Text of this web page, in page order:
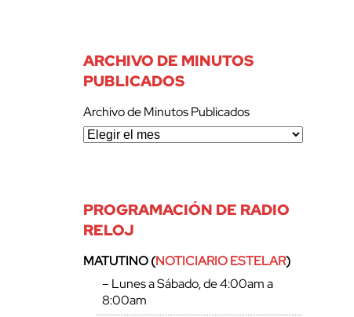
ARCHIVO DE MINUTOS
PUBLICADOS
Archivo de Minutos Publicados
PROGRAMACIÓN DE RADIO
RELOJ
MATUTINO (NOTICIARIO ESTELAR)
– Lunes a Sábado, de 4:00am a
8:00am